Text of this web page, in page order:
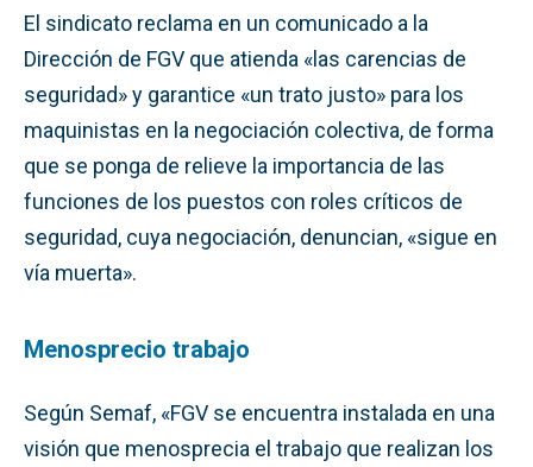
El sindicato reclama en un comunicado a la
Dirección de FGV que atienda «las carencias de
seguridad» y garantice «un trato justo» para los
maquinistas en la negociación colectiva, de forma
que se ponga de relieve la importancia de las
funciones de los puestos con roles críticos de
seguridad, cuya negociación, denuncian, «sigue en
vía muerta».
Menosprecio trabajo
Según Semaf, «FGV se encuentra instalada en una
visión que menosprecia el trabajo que realizan los